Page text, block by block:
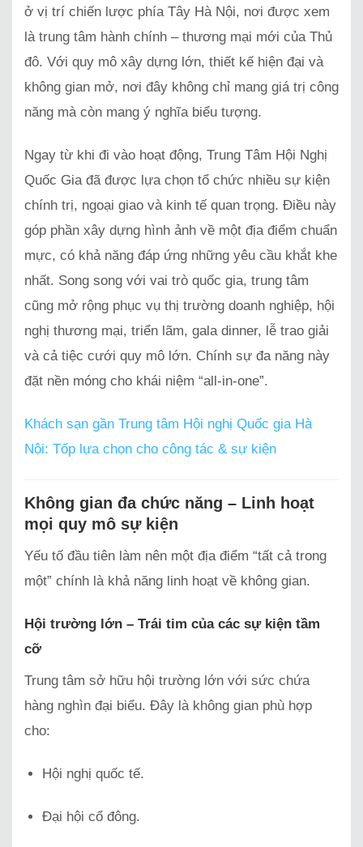
ở vị trí chiến lược phía Tây Hà Nội, nơi được xem
là trung tâm hành chính – thương mại mới của Thủ
đô. Với quy mô xây dựng lớn, thiết kế hiện đại và
không gian mở, nơi đây không chỉ mang giá trị công
năng mà còn mang ý nghĩa biểu tượng.
Ngay từ khi đi vào hoạt động, Trung Tâm Hội Nghị
Quốc Gia đã được lựa chọn tổ chức nhiều sự kiện
chính trị, ngoại giao và kinh tế quan trọng. Điều này
góp phần xây dựng hình ảnh về một địa điểm chuẩn
mực, có khả năng đáp ứng những yêu cầu khắt khe
nhất. Song song với vai trò quốc gia, trung tâm
cũng mở rộng phục vụ thị trường doanh nghiệp, hội
nghị thương mại, triển lãm, gala dinner, lễ trao giải
và cả tiệc cưới quy mô lớn. Chính sự đa năng này
đặt nền móng cho khái niệm “all-in-one”.
Khách sạn gần Trung tâm Hội nghị Quốc gia Hà
Nội: Tốp lựa chọn cho công tác & sự kiện
Không gian đa chức năng – Linh hoạt
mọi quy mô sự kiện
Yếu tố đầu tiên làm nên một địa điểm “tất cả trong
một” chính là khả năng linh hoạt về không gian.
Hội trường lớn – Trái tim của các sự kiện tầm
cỡ
Trung tâm sở hữu hội trường lớn với sức chứa
hàng nghìn đại biểu. Đây là không gian phù hợp
cho:
Hội nghị quốc tế.
Đại hội cổ đông.